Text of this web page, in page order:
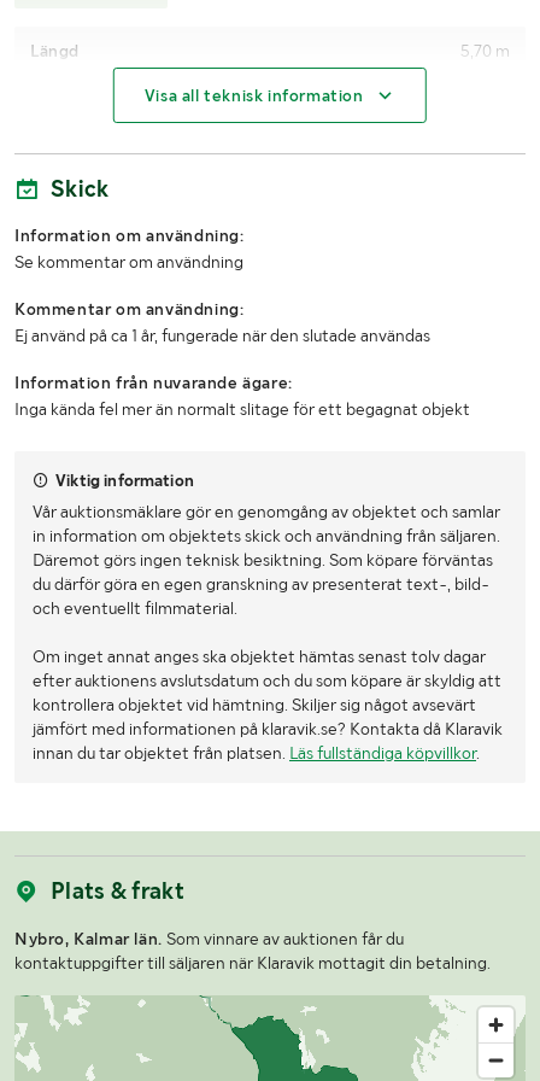
Längd 5,70 m
Övriga mått
Visa all teknisk information
Skick
Information om användning:
Se kommentar om användning
Kommentar om användning:
Ej använd på ca 1 år, fungerade när den slutade användas
Information från nuvarande ägare:
Inga kända fel mer än normalt slitage för ett begagnat objekt
Viktig information
Vår auktionsmäklare gör en genomgång av objektet och samlar
in information om objektets skick och användning från säljaren.
Däremot görs ingen teknisk besiktning. Som köpare förväntas
du därför göra en egen granskning av presenterat text-, bild-
och eventuellt filmmaterial.
Om inget annat anges ska objektet hämtas senast tolv dagar
efter auktionens avslutsdatum och du som köpare är skyldig att
kontrollera objektet vid hämtning. Skiljer sig något avsevärt
jämfört med informationen på klaravik.se? Kontakta då Klaravik
innan du tar objektet från platsen. Läs fullständiga köpvillkor.
Plats & frakt
Nybro, Kalmar län. Som vinnare av auktionen får du
kontaktuppgifter till säljaren när Klaravik mottagit din betalning.